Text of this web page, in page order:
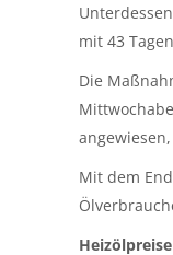
mit 43
Die
Mit dem